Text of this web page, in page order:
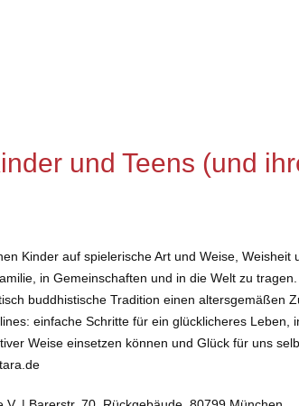
und Teens (und
Kinder auf spielerische Art und Weise,
in Gemeinschaften und in die Welt zu
buddhistische Tradition einen altersgemäßen
einfache Schritte für ein glücklicheres
Weise einsetzen können und Glück für uns